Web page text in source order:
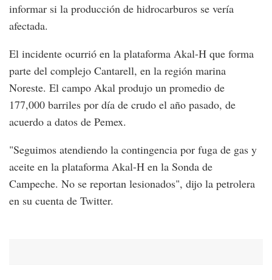
informar si la producción de hidrocarburos se vería
afectada.
El incidente ocurrió en la plataforma Akal-H que forma
parte del complejo Cantarell, en la región marina
Noreste. El campo Akal produjo un promedio de
177,000 barriles por día de crudo el año pasado, de
acuerdo a datos de Pemex.
"Seguimos atendiendo la contingencia por fuga de gas y
aceite en la plataforma Akal-H en la Sonda de
Campeche. No se reportan lesionados", dijo la petrolera
en su cuenta de Twitter.